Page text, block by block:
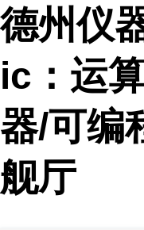
德州仪
ic：运
器/可编
舰厅